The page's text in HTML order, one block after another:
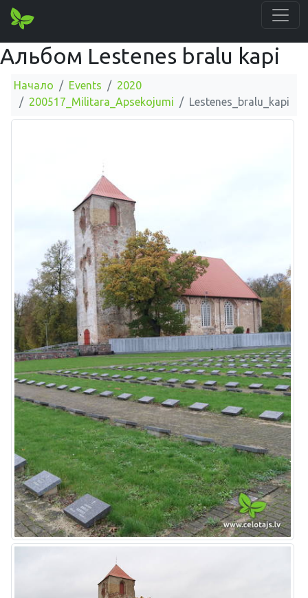
Альбом Lestenes bralu kapi
Начало Events
2020
200517_Militara_Apsekojumi
Lestenes_bralu_kapi